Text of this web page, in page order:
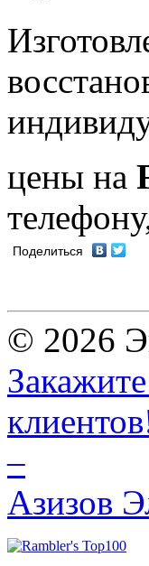
цены на
Поделиться
© 2026
–
Азизов